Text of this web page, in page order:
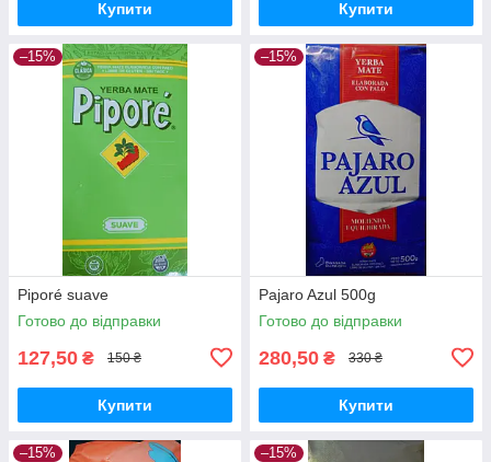
Купити Купити
–15%
Piporé suave
Готово до відправки
127,50 ₴ 150 ₴
Купити
–15%
Pajaro Azul 500g
Готово до відправки
280,50 ₴ 330 ₴
Купити
–15% –15%